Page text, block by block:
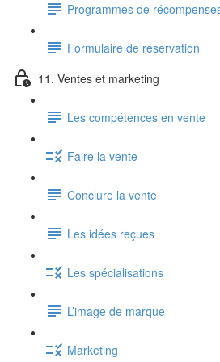
Programmes de
Formulaire de réservation
11. Ventes et marketing
Les compétences en vente
Faire la vente
Conclure la vente
Les idées reçues
Les spécialisations
L’image de marque
Marketing